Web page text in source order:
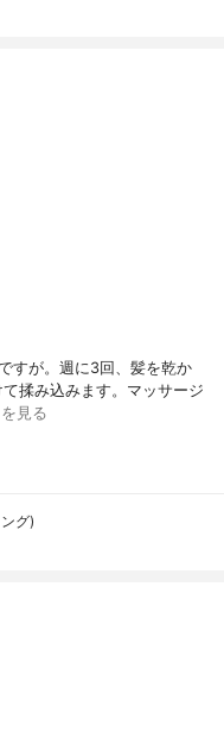
すが。週に3回、髪を乾か
揉み込みます。マッサージ
見る
グ)